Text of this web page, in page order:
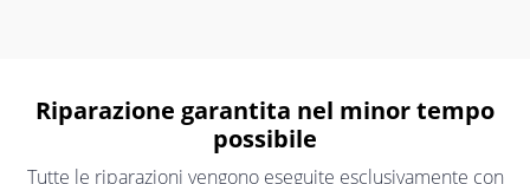
Riparazione garantita nel minor tempo
possibile
Tutte le riparazioni vengono eseguite esclusivamente con